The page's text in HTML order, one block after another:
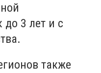
до 3 лет и с
также